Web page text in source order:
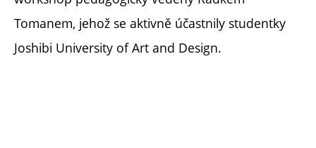
Tomanem, jehož se aktivně účastnily studentky
Joshibi University of Art and Design.